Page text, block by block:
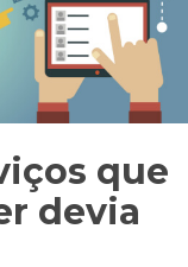
que
devia